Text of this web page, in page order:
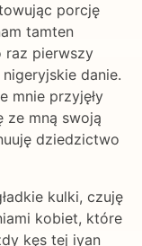
porcję
tamten
raz pierwszy
danie.
mnie przyjęły
ze mną swoją
dziedzictwo
kulki, czuję
kobiet, które
kęs tej iyan